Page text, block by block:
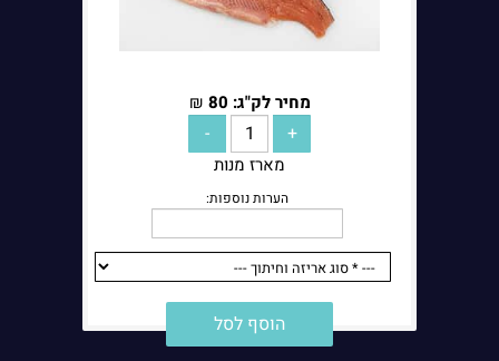
מחיר לק"ג: 80
₪
מארז מנות
הוסף לסל